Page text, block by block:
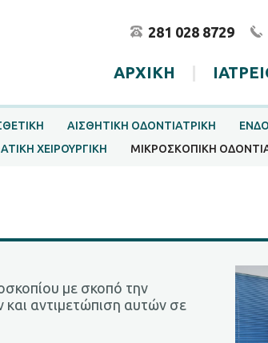
281 028 8729
ΑΡΧΙΚΗ
ΑΙΣΘΗΤΙΚΗ ΟΔΟΝΤΙΑΤΡΙΚΗ
ΧΕΙΡΟΥΡΓΙΚΗ ΜΙΚΡΟΣΚΟΠΙΚΗ
με σκοπό την
αντιμετώπιση αυτών σε